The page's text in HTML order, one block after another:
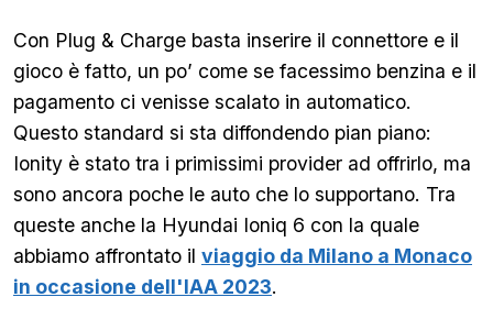
Con Plug & Charge basta inserire il connettore e il
gioco è fatto, un po’ come se facessimo benzina e il
pagamento ci venisse scalato in automatico.
Questo standard si sta diffondendo pian piano:
Ionity è stato tra i primissimi provider ad offrirlo, ma
sono ancora poche le auto che lo supportano. Tra
queste anche la Hyundai Ioniq 6 con la quale
abbiamo affrontato il viaggio da Milano a Monaco
in occasione dell'IAA 2023.